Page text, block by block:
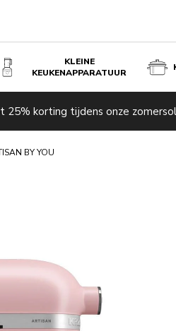
KLEINE
KEUKENAPPARATUUR
25% korting tijdens onze
BY YOU
Inspiratie Technische